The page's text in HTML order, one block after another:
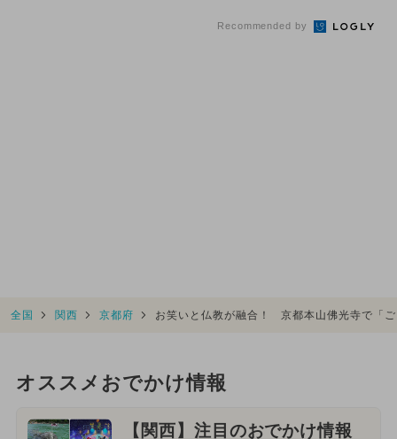
Recommended by
全国 関西 京都府 お笑いと仏教が融合！ 京都本山佛光寺で「
オススメおでかけ情報
【関西】注目のおでかけ情報